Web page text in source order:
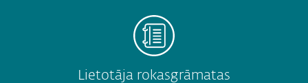
Lietotāja rokasgrāmatas